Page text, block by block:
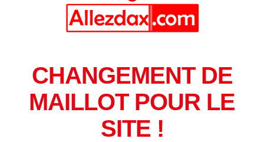
CHANGEMENT DE
MAILLOT POUR LE
SITE !